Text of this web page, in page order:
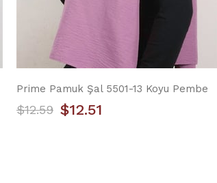
Prime Pamuk Şal 5501-13 Koyu Pembe
$12.51
$12.59